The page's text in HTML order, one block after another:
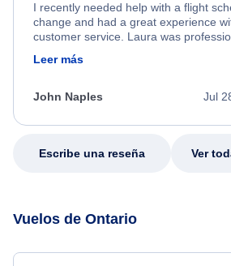
I recently needed help with a flight
change and had a great experience
customer service. Laura was
friendly, and very helpful throughout the
process. She quickly found a solution
appreciate her excellent service.
Leer más
Jul
John Naples
Escribe una reseña Ver
Vuelos de Ontario